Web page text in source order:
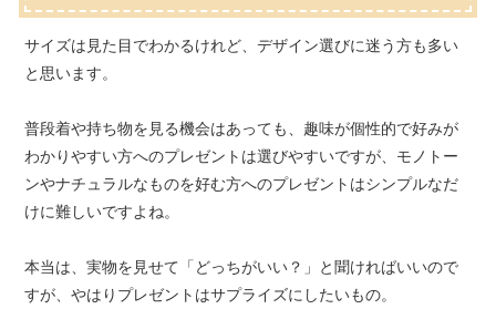
サイズは見た目でわかるけれど、デザイン選びに迷う方も多い
と思います。
普段着や持ち物を見る機会はあっても、趣味が個性的で好みが
わかりやすい方へのプレゼントは選びやすいですが、モノトー
ンやナチュラルなものを好む方へのプレゼントはシンプルなだ
けに難しいですよね。
本当は、実物を見せて「どっちがいい？」と聞ければいいので
すが、やはりプレゼントはサプライズにしたいもの。